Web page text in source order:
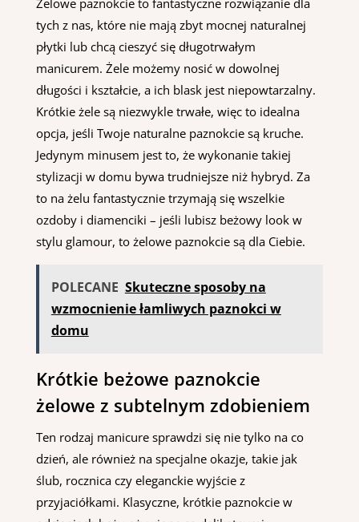
Żelowe paznokcie to fantastyczne rozwiązanie dla
tych z nas, które nie mają zbyt mocnej naturalnej
płytki lub chcą cieszyć się długotrwałym
manicurem. Żele możemy nosić w dowolnej
długości i kształcie, a ich blask jest niepowtarzalny.
Krótkie żele są niezwykle trwałe, więc to idealna
opcja, jeśli Twoje naturalne paznokcie są kruche.
Jedynym minusem jest to, że wykonanie takiej
stylizacji w domu bywa trudniejsze niż hybryd. Za
to na żelu fantastycznie trzymają się wszelkie
ozdoby i diamenciki – jeśli lubisz beżowy look w
stylu glamour, to żelowe paznokcie są dla Ciebie.
POLECANE Skuteczne sposoby na
wzmocnienie łamliwych paznokci w
domu
Krótkie beżowe paznokcie
żelowe z subtelnym zdobieniem
Ten rodzaj manicure sprawdzi się nie tylko na co
dzień, ale również na specjalne okazje, takie jak
ślub, rocznica czy eleganckie wyjście z
przyjaciółkami. Klasyczne, krótkie paznokcie w